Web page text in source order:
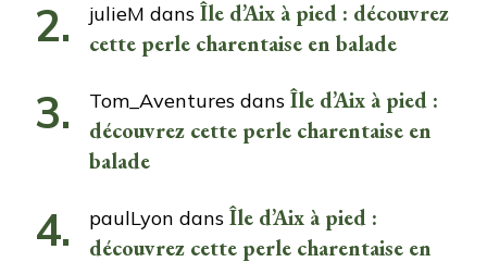
julieM dans Île d’Aix à pied : découvrez
cette perle charentaise en balade
Tom_Aventures dans Île d’Aix à pied :
découvrez cette perle charentaise en
balade
paulLyon dans Île d’Aix à pied :
découvrez cette perle charentaise en